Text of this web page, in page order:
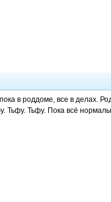
в роддоме, все в делах.
Тьфу. Тьфу. Пока всё